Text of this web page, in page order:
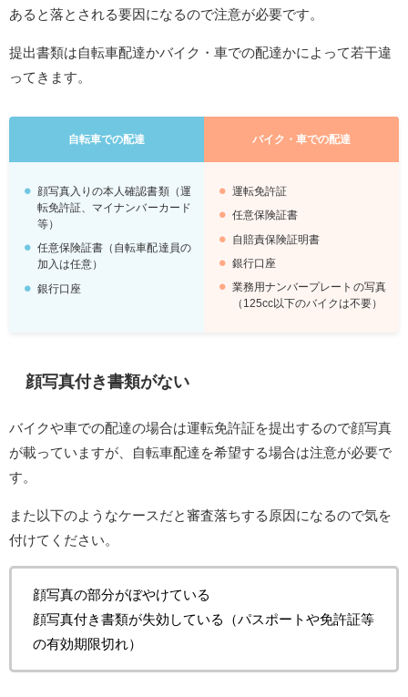
あると落とされる要因になるので注意が必要です。
提出書類は自転車配達かバイク・車での配達かによって若干違
ってきます。
自転車での配達 バイク・車での配達
顔写真入りの本人確認書類（運
転免許証、マイナンバーカード
等）
任意保険証書（自転車配達員の
加入は任意）
銀行口座
運転免許証
任意保険証書
自賠責保険証明書
銀行口座
業務用ナンバープレートの写真
（125cc以下のバイクは不要）
顔写真付き書類がない
バイクや車での配達の場合は運転免許証を提出するので顔写真
が載っていますが、自転車配達を希望する場合は注意が必要で
す。
また以下のようなケースだと審査落ちする原因になるので気を
付けてください。
顔写真の部分がぼやけている
顔写真付き書類が失効している（パスポートや免許証等
の有効期限切れ）